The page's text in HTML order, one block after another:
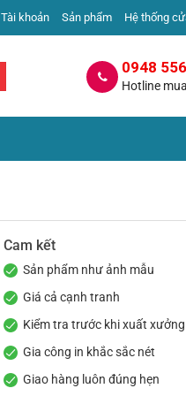
Tài khoản Sản phẩm Hệ thống
0948
Hotline
Cam kết
Sản phẩm như ảnh mẫu
Giá cả cạnh tranh
Kiểm tra trước khi xuất xưởng
Gia công in khắc sắc nét
Giao hàng luôn đúng hẹn